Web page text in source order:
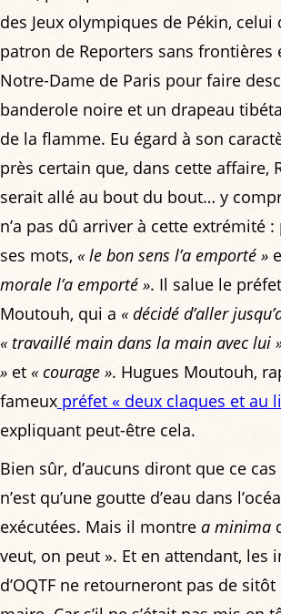
des Jeux olympiques de Pékin,
patron de Reporters sans
Notre-Dame de Paris pour faire
banderole noire et un drapeau
de la flamme. Eu égard à son
près certain que, dans cette affaire,
serait allé au bout du bout… y
n’a pas dû arriver à cette extrémité
ses mots, « le bon sens l’a emporté »
morale l’a emporté ». Il salue le
Moutouh, qui a « décidé d’aller
« travaillé main dans la main avec lui
» et « courage ». Hugues Moutouh,
fameux préfet « deux claques et au
expliquant peut-être cela.
Bien sûr, d’aucuns diront que ce
n’est qu’une goutte d’eau dans
exécutées. Mais il montre a minima
veut, on peut ». Et en attendant, les
d’OQTF ne retourneront pas de